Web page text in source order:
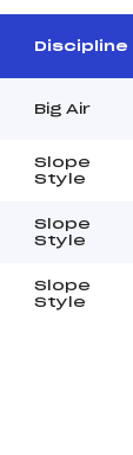
Discipline
Big Air
Slope
Style
Slope
Style
Slope
Style